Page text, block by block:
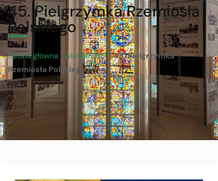
45. Pielgrzymka Rzemiosła
Polskiego
Strona główna / Aktualności/45. Pielgrzymka
Rzemiosła Polskiego